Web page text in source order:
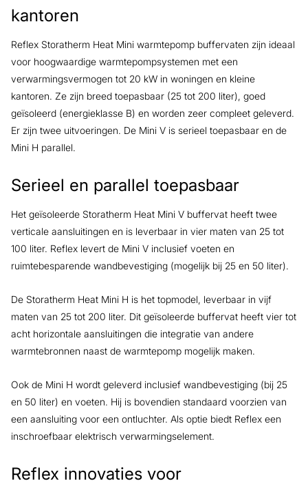
kantoren
Reflex Storatherm Heat Mini warmtepomp buffervaten zijn ideaal
voor hoogwaardige warmtepompsystemen met een
verwarmingsvermogen tot 20 kW in woningen en kleine
kantoren. Ze zijn breed toepasbaar (25 tot 200 liter), goed
geïsoleerd (energieklasse B) en worden zeer compleet geleverd.
Er zijn twee uitvoeringen. De Mini V is serieel toepasbaar en de
Mini H parallel.
Serieel en parallel toepasbaar
Het geïsoleerde Storatherm Heat Mini V buffervat heeft twee
verticale aansluitingen en is leverbaar in vier maten van 25 tot
100 liter. Reflex levert de Mini V inclusief voeten en
ruimtebesparende wandbevestiging (mogelijk bij 25 en 50 liter).
De Storatherm Heat Mini H is het topmodel, leverbaar in vijf
maten van 25 tot 200 liter. Dit geïsoleerde buffervat heeft vier tot
acht horizontale aansluitingen die integratie van andere
warmtebronnen naast de warmtepomp mogelijk maken.
Ook de Mini H wordt geleverd inclusief wandbevestiging (bij 25
en 50 liter) en voeten. Hij is bovendien standaard voorzien van
een aansluiting voor een ontluchter. Als optie biedt Reflex een
inschroefbaar elektrisch verwarmingselement.
Reflex innovaties voor